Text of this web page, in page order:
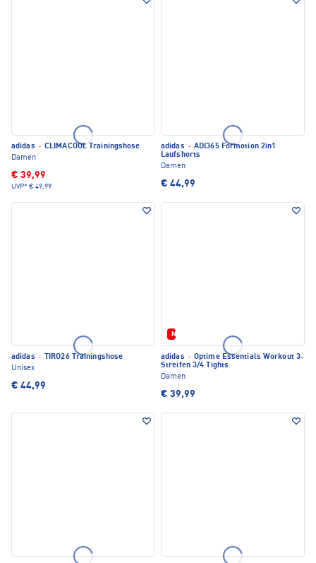
adidas · CLIMACOOL Trainingshose
Damen
€ 39,99
UVP* € 49,99
adidas · ADI365 Formotion 2in1
Laufshorts
Damen
€ 44,99
adidas ·
TIRO26 Trainingshose
Unisex
€ 44,99
Neu
adidas · Optime Essentials Workout 3-
Streifen 3/4 Tights
Damen
€ 39,99